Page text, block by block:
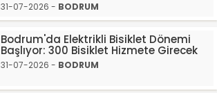
31-07-2026 - BODRUM
Bodrum'da Elektrikli Bisiklet Dönemi
Başlıyor: 300 Bisiklet Hizmete Girecek
31-07-2026 - BODRUM